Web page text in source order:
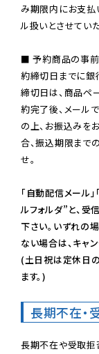
み期限内にお支払
ル扱いとさせていた
■ 予約商品の事前
約締切日までに銀
締切日は、商品ペ
約完了後、メール
の上、お振込みを
合、振込期限まで
せ。
「自動配信メール
ルフォルダ”と、受
下さい。いずれの
ない場合は、キャ
(土日祝は定休日
ます。)
長期不在・
長期不在や受取拒